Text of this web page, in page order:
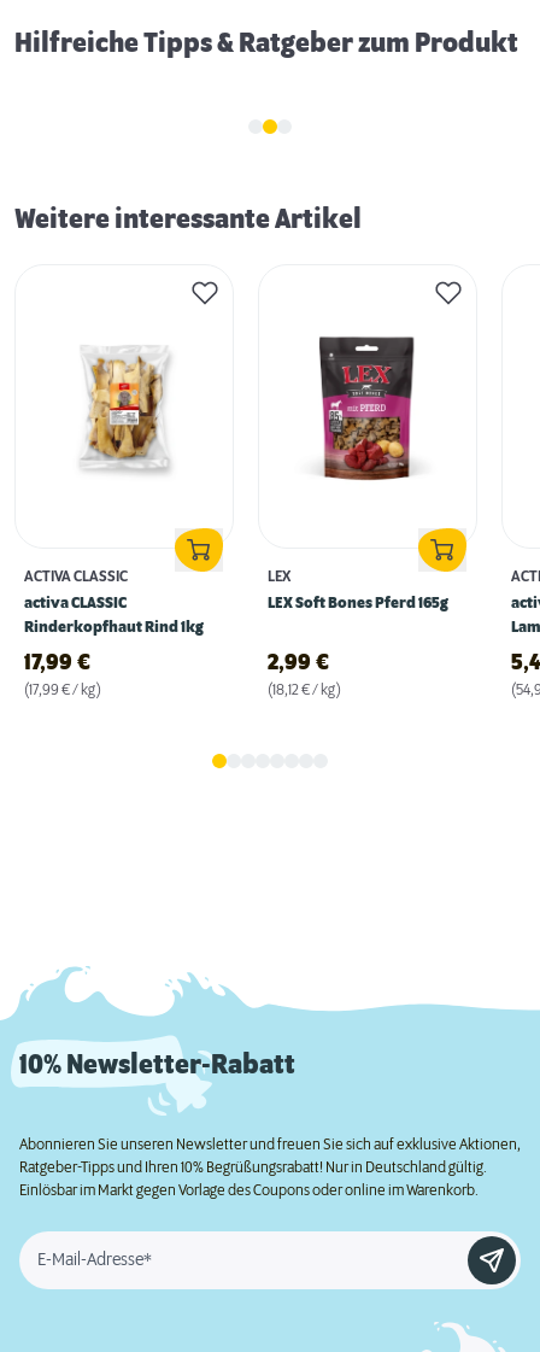
Hilfreiche Tipps & Ratgeber zum Produkt
Weitere interessante Artikel
ACTIVA CLASSIC
activa CLASSIC
Rinderkopfhaut Rind 1kg
17,99 €
(17,99 € / kg)
LEX
LEX Soft Bones Pferd 165g
2,99 €
(18,12 € / kg)
10% Newsletter-Rabatt
Abonnieren Sie unseren Newsletter und freuen Sie sich auf exklusive Aktionen,
Ratgeber-Tipps und Ihren 10% Begrüßungsrabatt! Nur in Deutschland gültig.
Einlösbar im Markt gegen Vorlage des Coupons oder online im Warenkorb.
E-Mail-Adresse*